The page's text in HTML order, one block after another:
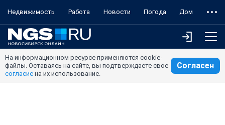
Недвижимость Работа Новости Погода Дом
На информационном ресурсе применяются cookie-
файлы. Оставаясь на сайте, вы подтверждаете свое
согласие на их использование.
Согласен